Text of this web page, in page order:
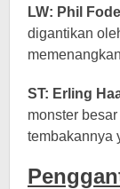
LW: Phil
digantikan
ST: Erling
monster
tembakannya